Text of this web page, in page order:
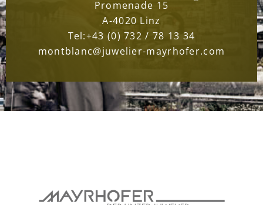
Promenade 15
A-4020 Linz
Tel:+43 (0) 732 / 78 13 34
montblanc@juwelier-mayrhofer.com